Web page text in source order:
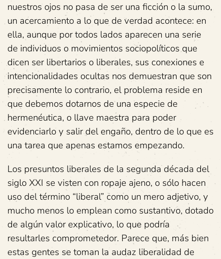
nuestros ojos no pasa de ser una ficción o la sumo,
un acercamiento a lo que de verdad acontece: en
ella, aunque por todos lados aparecen una serie
de individuos o movimientos sociopolíticos que
dicen ser libertarios o liberales, sus conexiones e
intencionalidades ocultas nos demuestran que son
precisamente lo contrario, el problema reside en
que debemos dotarnos de una especie de
hermenéutica, o llave maestra para poder
evidenciarlo y salir del engaño, dentro de lo que es
una tarea que apenas estamos empezando.
Los presuntos liberales de la segunda década del
siglo XXI se visten con ropaje ajeno, o sólo hacen
uso del término “liberal” como un mero adjetivo, y
mucho menos lo emplean como sustantivo, dotado
de algún valor explicativo, lo que podría
resultarles comprometedor. Parece que, más bien
estas gentes se toman la audaz liberalidad de